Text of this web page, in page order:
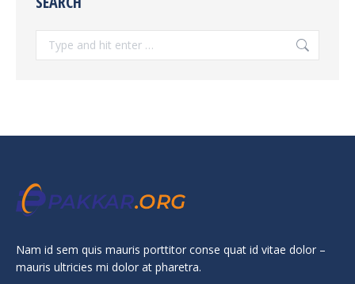
Search:
Nam id sem quis mauris porttitor conse quat id vitae dolor –
mauris ultricies mi dolor at pharetra.